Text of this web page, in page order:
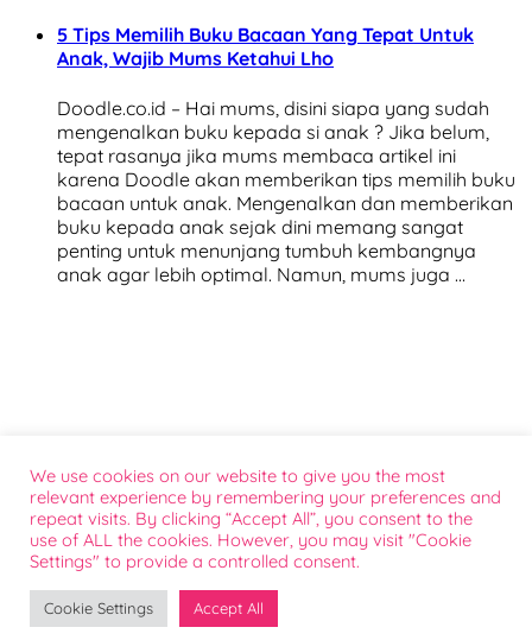
5 Tips Memilih Buku Bacaan Yang Tepat Untuk
Anak, Wajib Mums Ketahui Lho
Doodle.co.id – Hai mums, disini siapa yang sudah
mengenalkan buku kepada si anak ? Jika belum,
tepat rasanya jika mums membaca artikel ini
karena Doodle akan memberikan tips memilih buku
bacaan untuk anak. Mengenalkan dan memberikan
buku kepada anak sejak dini memang sangat
penting untuk menunjang tumbuh kembangnya
anak agar lebih optimal. Namun, mums juga …
Tentang
Bantuan Konsumen
Kontak Sales
Sponsorship
FAQ
We use cookies on our website to give you the most
relevant experience by remembering your preferences and
repeat visits. By clicking “Accept All”, you consent to the
use of ALL the cookies. However, you may visit "Cookie
Settings" to provide a controlled consent.
Cookie Settings Accept All